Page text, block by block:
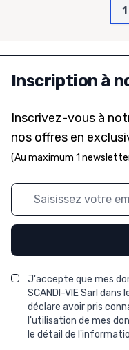
1
Inscription à
Inscrivez-vous à
nos offres en
(Au maximum 1
Adresse mail
J'accepte que mes
SCANDI-VIE Sarl
déclare avoir pris
l'utilisation de mes
le détail de